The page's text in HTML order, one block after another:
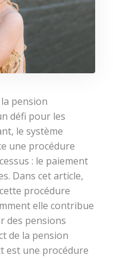
pension
défi pour les
le système
une procédure
: le paiement
Dans cet article,
procédure
elle contribue
des pensions
de la pension
est une procédure